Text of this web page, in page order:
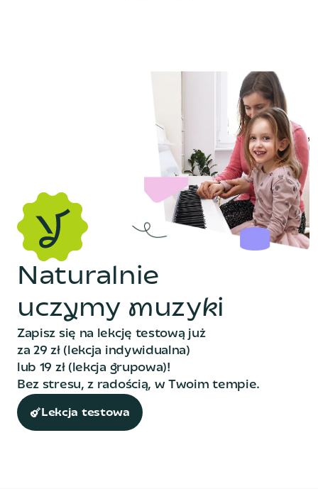
Naturalnie
uczymy muzyki
Zapisz się na lekcję testową już
za 29 zł (lekcja indywidualna)
lub 19 zł (lekcja grupowa)!
Bez stresu, z radością, w Twoim tempie.
Lekcja testowa